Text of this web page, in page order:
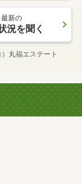
最新の
況を聞く
丸福エステート